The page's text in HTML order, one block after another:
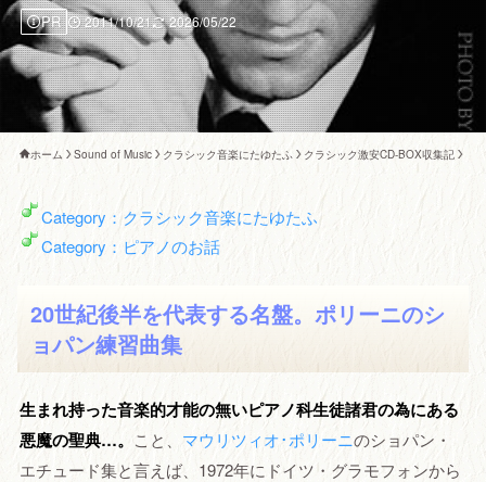
PR 2011/10/21 2026/05/22
ホーム Sound of Music クラシック音楽にたゆたふ クラシック激安CD-BOX収集記
Category：クラシック音楽にたゆたふ
Category：ピアノのお話
20世紀後半を代表する名盤。ポリーニのシ
ョパン練習曲集
生まれ持った音楽的才能の無いピアノ科生徒諸君の為にある
悪魔の聖典…。 こと、 マウリツィオ･ポリーニのショパン・
エチュード集と言えば、1972年にドイツ・グラモフォンから